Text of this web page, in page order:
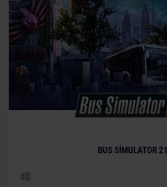
BUS SIMULATOR 21